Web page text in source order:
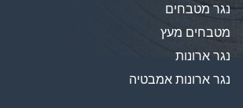
נגר מטבחים
מטבחים מעץ
נגר ארונות
נגר ארונות אמבטיה